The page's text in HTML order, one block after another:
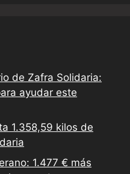
de Zafra Solidaria:
ayudar este
1.358,59 kilos de
1.477 € más